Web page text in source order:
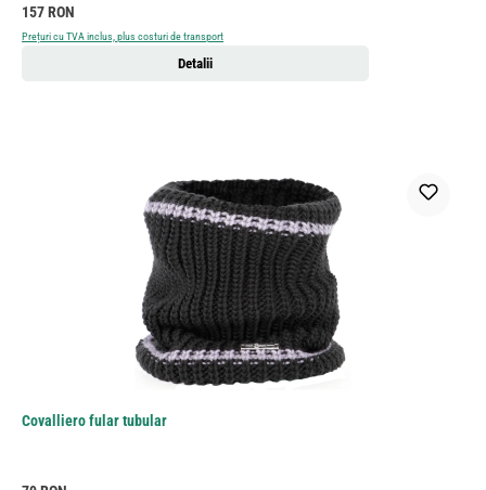
Preț obișnuit:
157 RON
Prețuri cu TVA inclus, plus costuri de transport
Detalii
Covalliero fular tubular